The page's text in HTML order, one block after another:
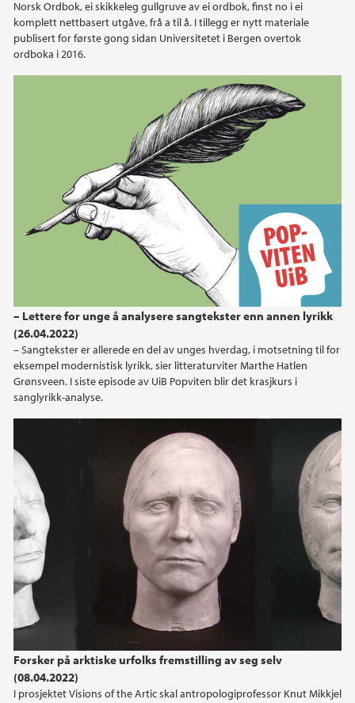
Norsk Ordbok, ei skikkeleg gullgruve av ei ordbok, finst no i ei
komplett nettbasert utgåve, frå a til å. I tillegg er nytt materiale
publisert for første gong sidan Universitetet i Bergen overtok
ordboka i 2016.
– Lettere for unge å analysere sangtekster enn annen lyrikk
(26.04.2022)
– Sangtekster er allerede en del av unges hverdag, i motsetning til for
eksempel modernistisk lyrikk, sier litteraturviter Marthe Hatlen
Grønsveen. I siste episode av UiB Popviten blir det krasjkurs i
sanglyrikk-analyse.
Forsker på arktiske urfolks fremstilling av seg selv
(08.04.2022)
I prosjektet Visions of the Artic skal antropologiprofessor Knut Mikkjel